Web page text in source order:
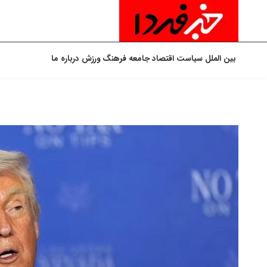
بین الملل سیاست اقتصادجامعه فرهنگورزش درباره ما